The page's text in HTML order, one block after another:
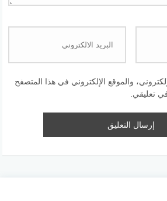
والموقع الإلكتروني في هذا المتصفح
تعليقي.